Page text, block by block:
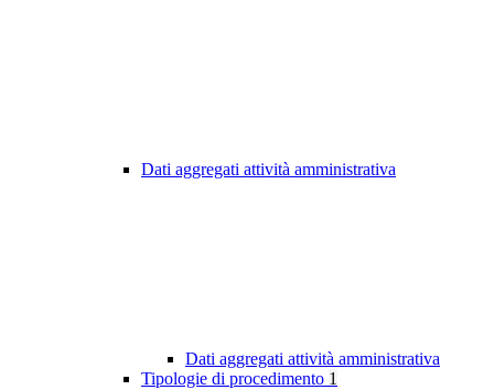
Dati aggregati attività amministrativa
Dati aggregati attività amministrativa
Tipologie di procedimento 1